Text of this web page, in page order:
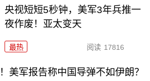
央视短短5秒钟，美军3年兵推一
夜作废！亚太变天
最热 阅读 17816
美军报告称中国导弹不如伊朗？